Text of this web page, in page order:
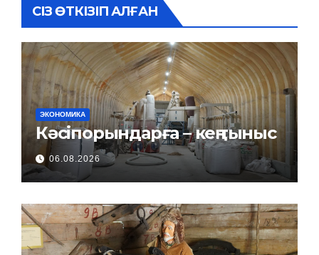
СІЗ ӨТКІЗІП АЛҒАН
ЭКОНОМИКА
Кәсіпорындарға – кең тыныс
06.08.2026